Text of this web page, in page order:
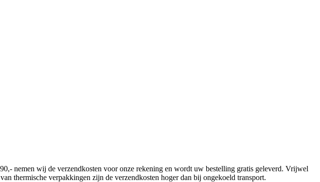
nemen wij de verzendkosten voor onze rekening en wordt uw bestelling gratis geleverd. Vrijwel
thermische verpakkingen zijn de verzendkosten hoger dan bij ongekoeld transport.